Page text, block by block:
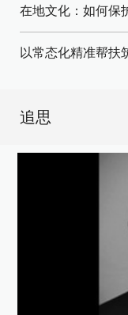
在地文化：如何保
以常态化精准帮扶
追思